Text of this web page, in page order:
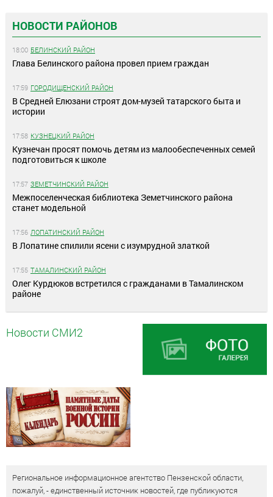
НОВОСТИ РАЙОНОВ
18:00 БЕЛИНСКИЙ РАЙОН
Глава Белинского района провел прием граждан
17:59 ГОРОДИЩЕНСКИЙ РАЙОН
В Средней Елюзани строят дом-музей татарского быта и
истории
17:58 КУЗНЕЦКИЙ РАЙОН
Кузнечан просят помочь детям из малообеспеченных семей
подготовиться к школе
17:57 ЗЕМЕТЧИНСКИЙ РАЙОН
Межпоселенческая библиотека Земетчинского района
станет модельной
17:56 ЛОПАТИНСКИЙ РАЙОН
В Лопатине спилили ясени с изумрудной златкой
17:55 ТАМАЛИНСКИЙ РАЙОН
Олег Курдюков встретился с гражданами в Тамалинском
районе
Новости СМИ2
Региональное информационное агентство Пензенской области,
пожалуй, - единственный источник новостей, где публикуются